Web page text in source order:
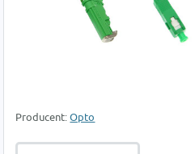
Producent:Opto